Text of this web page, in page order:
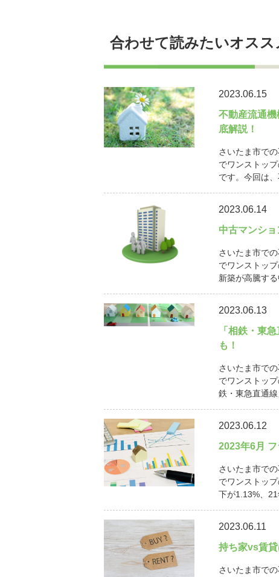
合わせて読みたいオスス
2023.06.15
不動産流通
底解説！
さいたま市で
でワンストッ
です。今回は
2023.06.14
中古マンシ
さいたま市で
でワンストッ
新築が高騰す
2023.06.13
「相鉄・東
も！
さいたま市で
でワンストッ
鉄・東急直通
2023.06.12
2023年6月
さいたま市で
でワンストッ
下が1.13%、
2023.06.11
持ち家vs賃貸
さいたま市で